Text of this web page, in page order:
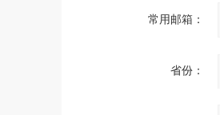
常用邮箱：
省份：